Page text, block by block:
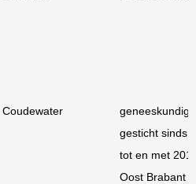
Coudewater
geneeskundig
gesticht sinds
tot en met
Oost Brabant